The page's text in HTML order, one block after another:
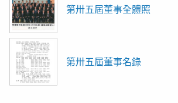
第卅五屆董事全體照
第卅五屆董事名錄